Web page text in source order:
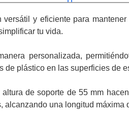
y eficiente para
tu vida.
personalizada,
plástico en las superficies de
de soporte de 55 mm
una longitud máxima